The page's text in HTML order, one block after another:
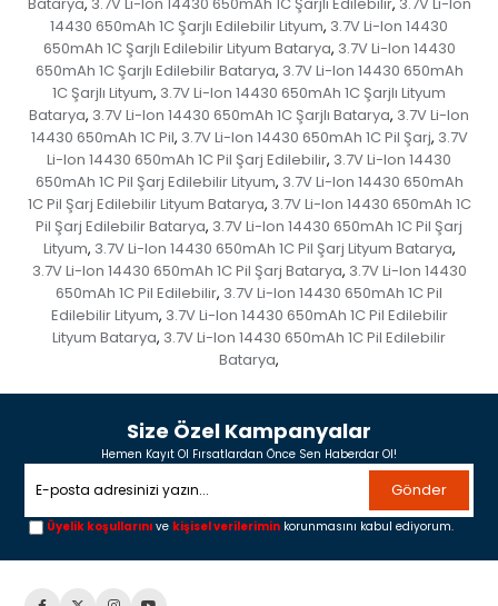
14430 650mAh 1C Şarjlı Edilebilir Lityum, 3.7V Li-Ion 14430
650mAh 1C Şarjlı Edilebilir Lityum Batarya, 3.7V Li-Ion 14430
650mAh 1C Şarjlı Edilebilir Batarya, 3.7V Li-Ion 14430 650mAh
1C Şarjlı Lityum, 3.7V Li-Ion 14430 650mAh 1C Şarjlı Lityum
Batarya, 3.7V Li-Ion 14430 650mAh 1C Şarjlı Batarya, 3.7V Li-Ion
14430 650mAh 1C Pil, 3.7V Li-Ion 14430 650mAh 1C Pil Şarj, 3.7V
Li-Ion 14430 650mAh 1C Pil Şarj Edilebilir, 3.7V Li-Ion 14430
650mAh 1C Pil Şarj Edilebilir Lityum, 3.7V Li-Ion 14430 650mAh
1C Pil Şarj Edilebilir Lityum Batarya, 3.7V Li-Ion 14430 650mAh 1C
Pil Şarj Edilebilir Batarya, 3.7V Li-Ion 14430 650mAh 1C Pil Şarj
Lityum, 3.7V Li-Ion 14430 650mAh 1C Pil Şarj Lityum Batarya,
3.7V Li-Ion 14430 650mAh 1C Pil Şarj Batarya, 3.7V Li-Ion 14430
650mAh 1C Pil Edilebilir, 3.7V Li-Ion 14430 650mAh 1C Pil
Edilebilir Lityum, 3.7V Li-Ion 14430 650mAh 1C Pil Edilebilir
Lityum Batarya, 3.7V Li-Ion 14430 650mAh 1C Pil Edilebilir
Batarya,
Size Özel Kampanyalar
Hemen Kayıt Ol Fırsatlardan Önce Sen Haberdar Ol!
Gönder
Üyelik koşullarını ve kişisel verilerimin korunmasını kabul ediyorum.